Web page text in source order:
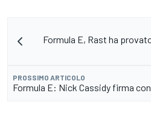
Formula E, Rast ha
PROSSIMO ARTICOLO
Formula E: Nick Cassidy firma